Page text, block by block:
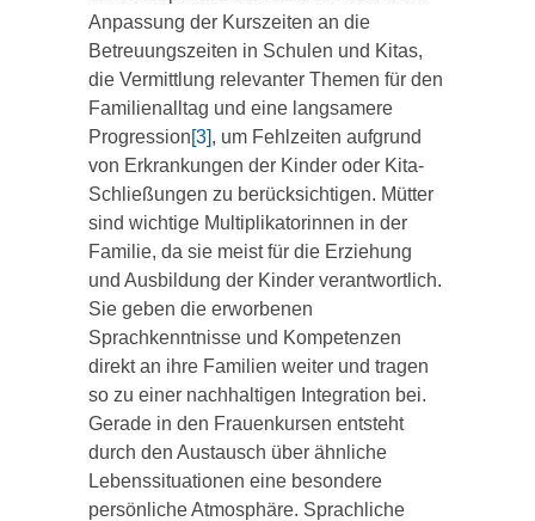
Anpassung der Kurszeiten an die
Betreuungszeiten in Schulen und Kitas,
die Vermittlung relevanter Themen für den
Familienalltag und eine langsamere
Progression[3], um Fehlzeiten aufgrund
von Erkrankungen der Kinder oder Kita-
Schließungen zu berücksichtigen. Mütter
sind wichtige Multiplikatorinnen in der
Familie, da sie meist für die Erziehung
und Ausbildung der Kinder verantwortlich.
Sie geben die erworbenen
Sprachkenntnisse und Kompetenzen
direkt an ihre Familien weiter und tragen
so zu einer nachhaltigen Integration bei.
Gerade in den Frauenkursen entsteht
durch den Austausch über ähnliche
Lebenssituationen eine besondere
persönliche Atmosphäre. Sprachliche